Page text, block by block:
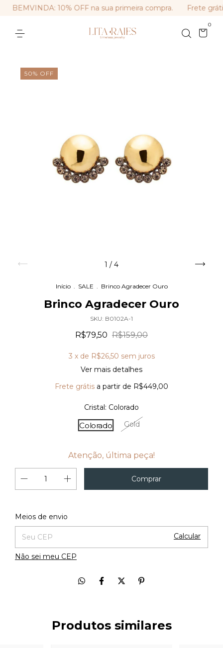
BEMVINDA: 10% OFF na sua primeira compra. Frete
0
50% OFF
1 / 4
Início . SALE . Brinco Agradecer Ouro
Brinco Agradecer Ouro
SKU: B0102A-1
R$79,50 R$159,00
3 x de R$26,50 sem juros
Ver mais detalhes
Frete grátis a partir de R$449,00
Cristal: Colorado
Colorado Gold
Atenção, última peça!
Entregas para o CEP:
Meios de envio
Calcular
Não sei meu CEP
Produtos similares